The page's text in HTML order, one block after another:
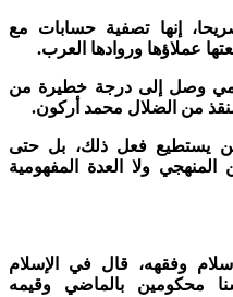
إنها تصفية حسابات مع
عملاؤها وروادها العرب.
وصل إلى درجة خطيرة من
من الضلال محمد أركون.
فعل ذلك، بل حتى
ولا العدة المفهومية
وفقهه، قال في الإسلام
(44): نحن لسنا محكومين بالماضي وقيمه